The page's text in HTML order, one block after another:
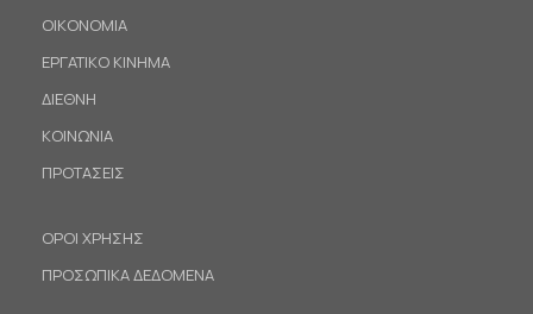
ΟΙΚΟΝΟΜΙΑ
ΕΡΓΑΤΙΚΟ ΚΙΝΗΜΑ
ΔΙΕΘΝΗ
ΚΟΙΝΩΝΙΑ
ΠΡΟΤΑΣΕΙΣ
ΟΡΟΙ ΧΡΗΣΗΣ
ΠΡΟΣΩΠΙΚΑ ΔΕΔΟΜΕΝΑ